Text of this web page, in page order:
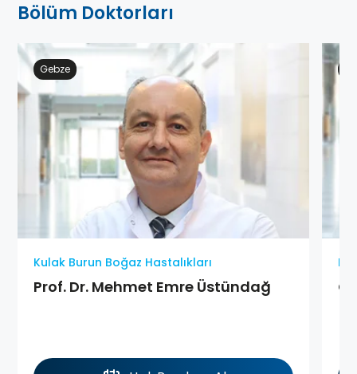
Bölüm Doktorları
Gebze
Kulak Burun Boğaz Hastalıkları
Prof. Dr. Mehmet Emre Üstündağ